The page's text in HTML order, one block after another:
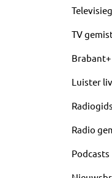
TV
Brabant+
Luister
Radiogids
Radio
Podcasts